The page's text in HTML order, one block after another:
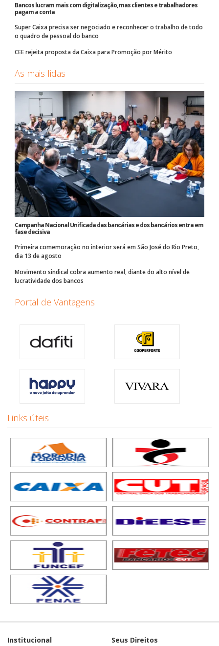
Bancos lucram mais com digitalização, mas clientes e trabalhadores
pagam a conta
Super Caixa precisa ser negociado e reconhecer o trabalho de todo
o quadro de pessoal do banco
CEE rejeita proposta da Caixa para Promoção por Mérito
As mais lidas
Campanha Nacional Unificada das bancárias e dos bancários entra em
fase decisiva
Primeira comemoração no interior será em São José do Rio Preto,
dia 13 de agosto
Movimento sindical cobra aumento real, diante do alto nível de
lucratividade dos bancos
Portal de Vantagens
Links úteis
Institucional Seus Direitos